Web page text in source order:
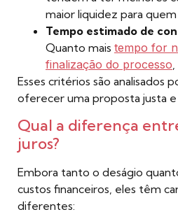
maior liquidez para quem
Tempo estimado de
Quanto mais tempo for
finalização do processo
Esses critérios são analisados
oferecer uma proposta justa e
Qual a diferença
juros?
Embora tanto o deságio
custos financeiros, eles têm
diferentes: